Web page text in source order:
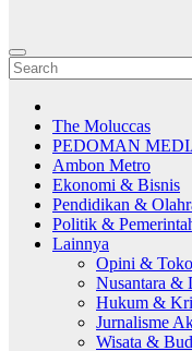
The Moluccas
PEDOMAN
Ambon Metro
Ekonomi & Bisnis
Pendidikan &
Politik &
Lainnya
Opini &
Nusantara &
Hukum &
Jurnalisme
Wisata &